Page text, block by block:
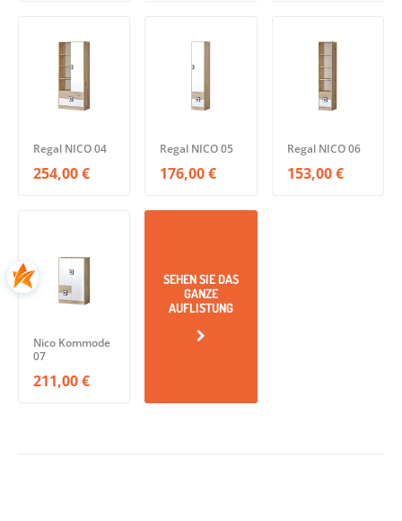
Regal NICO 04
254,00 €
Regal NICO 05
176,00 €
Regal NICO 06
153,00 €
Nico Kommode
07
211,00 €
SEHEN SIE DAS
GANZE
AUFLISTUNG